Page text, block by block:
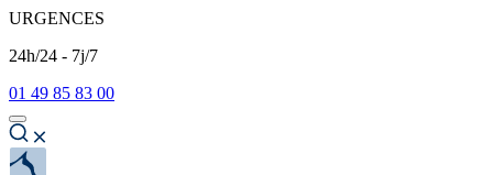
URGENCES
24h/24 - 7j/7
01 49 85 83 00